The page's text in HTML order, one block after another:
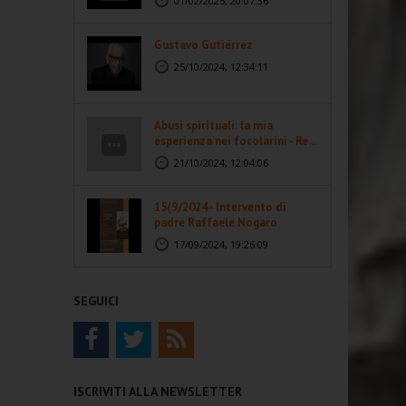
Gustavo Gutiérrez
25/10/2024, 12:34:11
Abusi spirituali: la mia
esperienza nei focolarini - Re...
21/10/2024, 12:04:06
15(9/2024 - Intervento di
padre Raffaele Nogaro
17/09/2024, 19:26:09
SEGUICI
ISCRIVITI ALLA NEWSLETTER